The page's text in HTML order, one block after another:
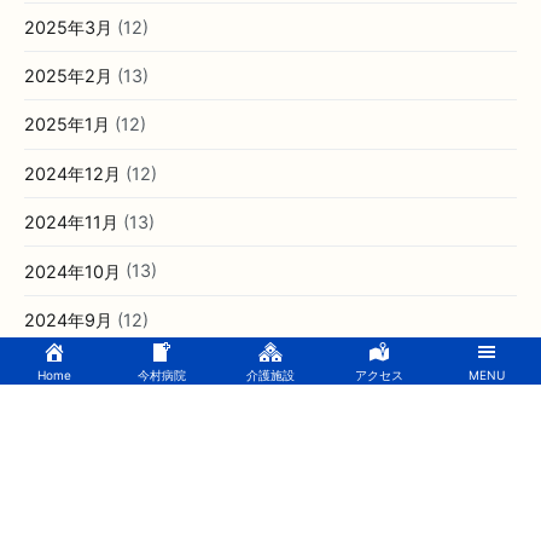
2025年3月 (12)
2025年2月 (13)
2025年1月 (12)
2024年12月 (12)
2024年11月 (13)
2024年10月 (13)
2024年9月 (12)
2024年8月 (10)
Home 今村病院 介護施設 アクセス MENU